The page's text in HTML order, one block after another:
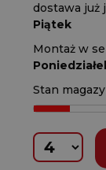
dostawa już
Piątek
Montaż w
Stan